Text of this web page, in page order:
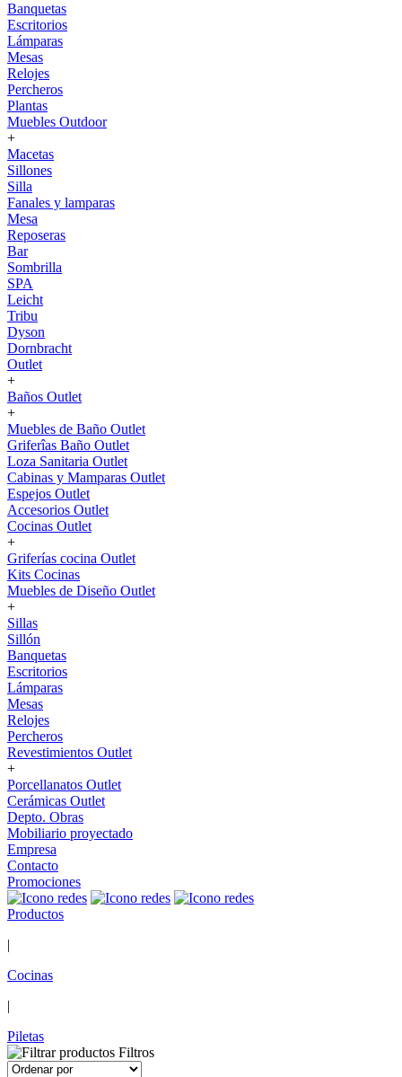
Banquetas
Escritorios
Lámparas
Mesas
Relojes
Percheros
Plantas
Muebles Outdoor
+
Macetas
Sillones
Silla
Fanales y lamparas
Mesa
Reposeras
Bar
Sombrilla
SPA
Leicht
Tribu
Dyson
Dornbracht
Outlet
+
Baños Outlet
+
Muebles de Baño Outlet
Griferîas Baño Outlet
Loza Sanitaria Outlet
Cabinas y Mamparas Outlet
Espejos Outlet
Accesorios Outlet
Cocinas Outlet
+
Griferías cocina Outlet
Kits Cocinas
Muebles de Diseño Outlet
+
Sillas
Sillón
Banquetas
Escritorios
Lámparas
Mesas
Relojes
Percheros
Revestimientos Outlet
+
Porcellanatos Outlet
Cerámicas Outlet
Depto. Obras
Mobiliario proyectado
Empresa
Contacto
Promociones
Productos
|
Cocinas
|
Piletas
Filtros